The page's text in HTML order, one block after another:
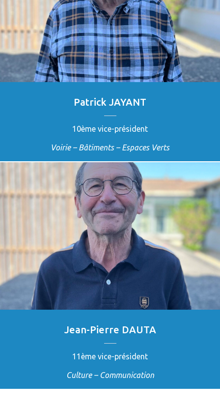
Patrick JAYANT
10ème vice-président
Voirie – Bâtiments – Espaces Verts
Jean-Pierre DAUTA
11ème vice-président
Culture – Communication